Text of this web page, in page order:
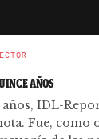
AÑOS
años, IDL-
Fue, como